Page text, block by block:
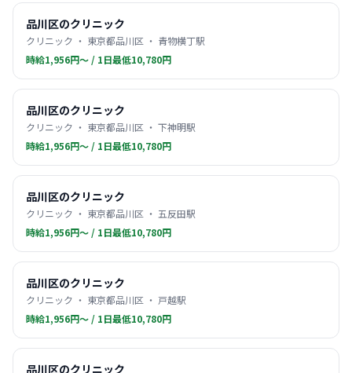
品川区のクリニック
クリニック ・ 東京都品川区 ・ 青物横丁駅
時給1,956円〜 / 1日最低10,780円
品川区のクリニック
クリニック ・ 東京都品川区 ・ 下神明駅
時給1,956円〜 / 1日最低10,780円
品川区のクリニック
クリニック ・ 東京都品川区 ・ 五反田駅
時給1,956円〜 / 1日最低10,780円
品川区のクリニック
クリニック ・ 東京都品川区 ・ 戸越駅
時給1,956円〜 / 1日最低10,780円
品川区のクリニック